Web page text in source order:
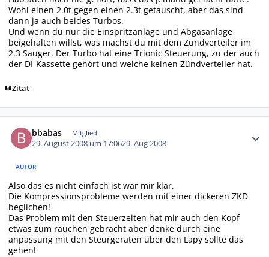
Wohl einen 2.0t gegen einen 2.3t getauscht, aber das sind
dann ja auch beides Turbos.
Und wenn du nur die Einspritzanlage und Abgasanlage
beigehalten willst, was machst du mit dem Zündverteiler im
2.3 Sauger. Der Turbo hat eine Trionic Steuerung, zu der auch
der DI-Kassette gehört und welche keinen Zündverteiler hat.
Zitat
bbabas Mitglied
29. August 2008 um 17:0629. Aug 2008
AUTOR
Also das es nicht einfach ist war mir klar.
Die Kompressionsprobleme werden mit einer dickeren ZKD
beglichen!
Das Problem mit den Steuerzeiten hat mir auch den Kopf
etwas zum rauchen gebracht aber denke durch eine
anpassung mit den Steurgeräten über den Lapy sollte das
gehen!